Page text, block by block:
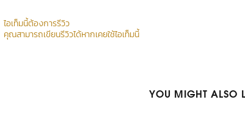
ไอเท็มนี้ต้องการรีวิว
คุณสามารถเขียนรีวิวได้หากเคยใช้ไอเท็มนี้
YOU MIGHT ALSO